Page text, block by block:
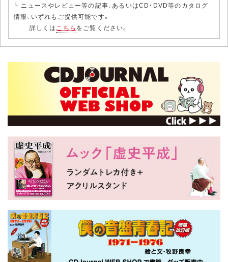
└ ニュースやレビュー等の記事、あるいはCD・DVD等のカタログ
情報、いずれもご提供可能です。
詳しくはこちら をご覧ください。